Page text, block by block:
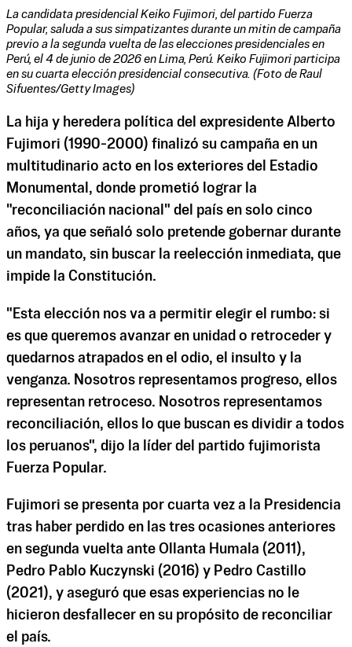
La candidata presidencial Keiko Fujimori, del partido Fuerza
Popular, saluda a sus simpatizantes durante un mitin de campaña
previo a la segunda vuelta de las elecciones presidenciales en
Perú, el 4 de junio de 2026 en Lima, Perú. Keiko Fujimori participa
en su cuarta elección presidencial consecutiva. (Foto de Raul
Sifuentes/Getty Images)
La hija y heredera política del expresidente Alberto
Fujimori (1990-2000) finalizó su campaña en un
multitudinario acto en los exteriores del Estadio
Monumental, donde prometió lograr la
"reconciliación nacional" del país en solo cinco
años, ya que señaló solo pretende gobernar durante
un mandato, sin buscar la reelección inmediata, que
impide la Constitución.
"Esta elección nos va a permitir elegir el rumbo: si
es que queremos avanzar en unidad o retroceder y
quedarnos atrapados en el odio, el insulto y la
venganza. Nosotros representamos progreso, ellos
representan retroceso. Nosotros representamos
reconciliación, ellos lo que buscan es dividir a todos
los peruanos", dijo la líder del partido fujimorista
Fuerza Popular.
Fujimori se presenta por cuarta vez a la Presidencia
tras haber perdido en las tres ocasiones anteriores
en segunda vuelta ante Ollanta Humala (2011),
Pedro Pablo Kuczynski (2016) y Pedro Castillo
(2021), y aseguró que esas experiencias no le
hicieron desfallecer en su propósito de reconciliar
el país.